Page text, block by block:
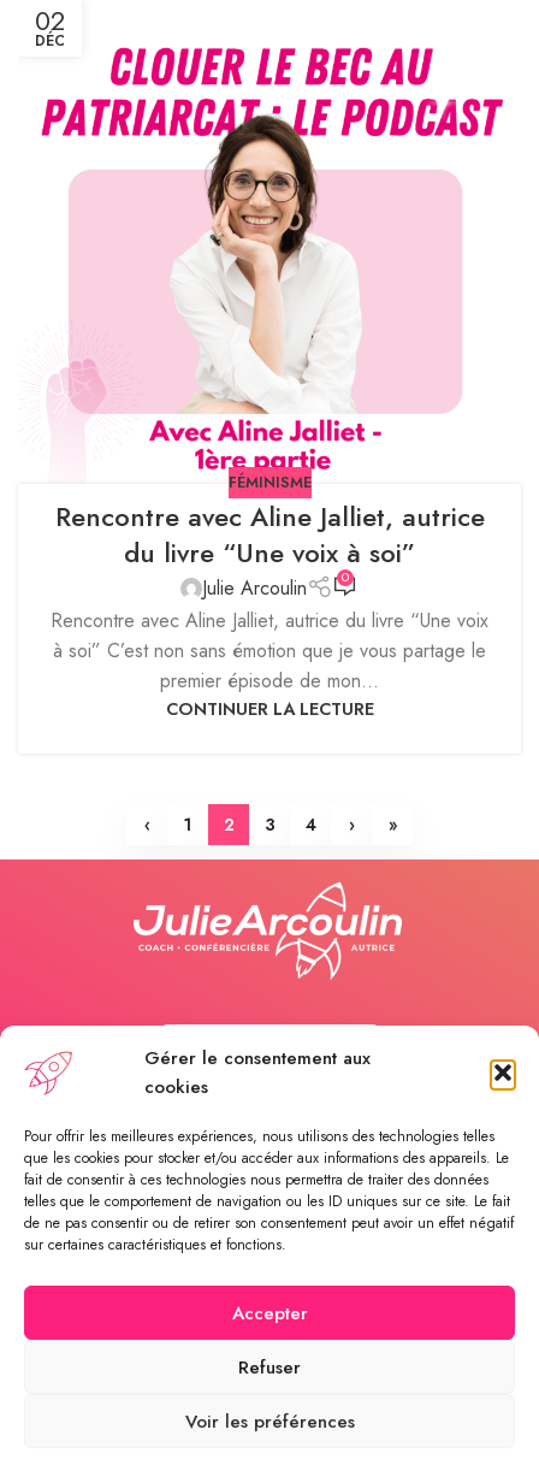
Gérer le consentement aux
cookies
Pour offrir les meilleures expériences, nous utilisons des technologies telles
que les cookies pour stocker et/ou accéder aux informations des appareils. Le
fait de consentir à ces technologies nous permettra de traiter des données
telles que le comportement de navigation ou les ID uniques sur ce site. Le fait
de ne pas consentir ou de retirer son consentement peut avoir un effet négatif
sur certaines caractéristiques et fonctions.
Accepter
Refuser
Voir les préférences
02
DÉC
FÉMINISME
Rencontre avec Aline Jalliet, autrice
du livre “Une voix à soi”
Julie Arcoulin 0
Rencontre avec Aline Jalliet, autrice du livre “Une voix
à soi” C’est non sans émotion que je vous partage le
premier épisode de mon...
CONTINUER LA LECTURE
‹ 1 2 3 4 › »
Appelez-moi
Payer une séance
Rendez-vous en ligne
© 2023 - Growing Up - Made by CommEco • Tous droits
de vente